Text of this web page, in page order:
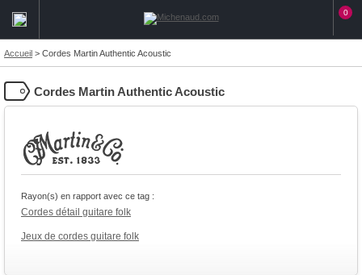
0
Accueil > Cordes Martin Authentic Acoustic
Cordes Martin Authentic Acoustic
Rayon(s) en rapport avec ce tag :
Cordes détail guitare folk
Jeux de cordes guitare folk